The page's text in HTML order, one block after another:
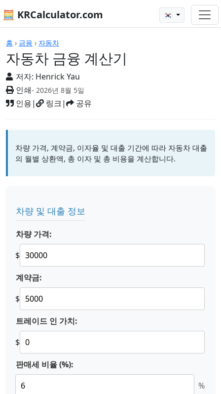
🧮 KRCalculator.com 🇰🇷
홈 › 금융 › 자동차
자동차 금융 계산기
저자: Henrick Yau
인쇄- 2026년 8월 5일
인용| 링크| 공유
계산기
차량 가격, 계약금, 이자율 및 대출 기간에 따라 자동차 대출
의 월별 상환액, 총 이자 및 총 비용을 계산합니다.
차량 및 대출 정보
차량 가격:
$
계약금:
$
트레이드 인 가치:
$
판매세 비율 (%):
%